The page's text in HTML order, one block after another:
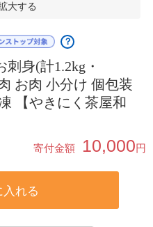
大する
？
身(計1.2kg・
お肉 小分け 個包装
【やきにく茶屋和
寄付金額 10,000円
入れる